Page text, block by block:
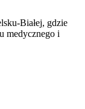
Białej, gdzie
medycznego i